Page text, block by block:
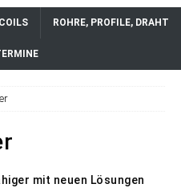
ROHRE, PROFILE, DRAHT
mit neuen Lösungen